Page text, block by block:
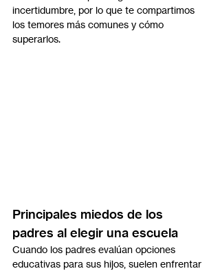
incertidumbre, por lo que te compartimos
los temores más comunes y cómo
superarlos.
Principales miedos de los
padres al elegir una escuela
Cuando los padres evalúan opciones
educativas para sus hijos, suelen enfrentar